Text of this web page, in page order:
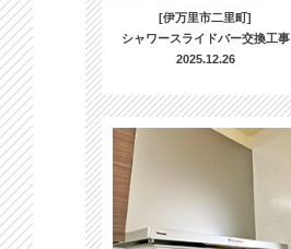
[伊万里市二里町]
シャワースライドバー交換工事
2025.12.26